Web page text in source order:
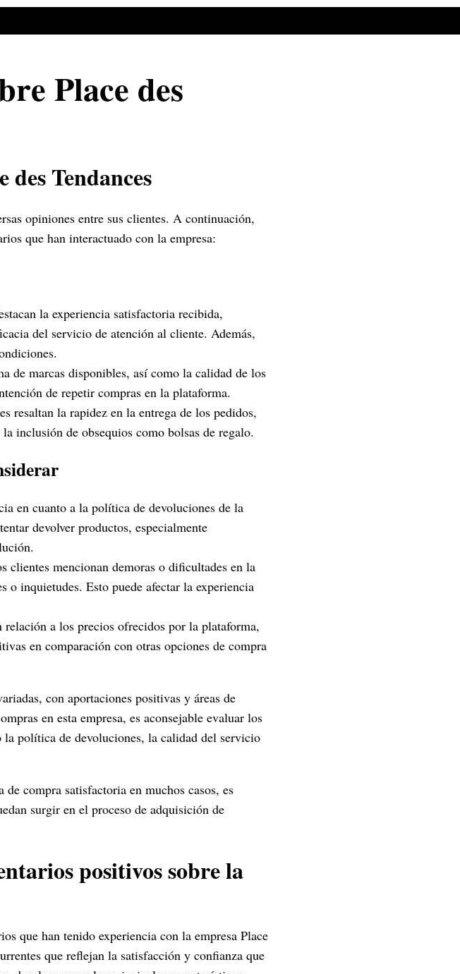
Place des
Tendances
opiniones entre sus clientes. A continuación,
que han interactuado con la empresa:
la experiencia satisfactoria recibida,
del servicio de atención al cliente. Además,
de marcas disponibles, así como la calidad de los
de repetir compras en la plataforma.
resaltan la rapidez en la entrega de los pedidos,
inclusión de obsequios como bolsas de regalo.
en cuanto a la política de devoluciones de la
devolver productos, especialmente
clientes mencionan demoras o dificultades en la
o inquietudes. Esto puede afectar la experiencia
a los precios ofrecidos por la plataforma,
en comparación con otras opciones de compra
con aportaciones positivas y áreas de
en esta empresa, es aconsejable evaluar los
la política de devoluciones, la calidad del servicio
compra satisfactoria en muchos casos, es
surgir en el proceso de adquisición de
positivos sobre la
que han tenido experiencia con la empresa Place
que reflejan la satisfacción y confianza que